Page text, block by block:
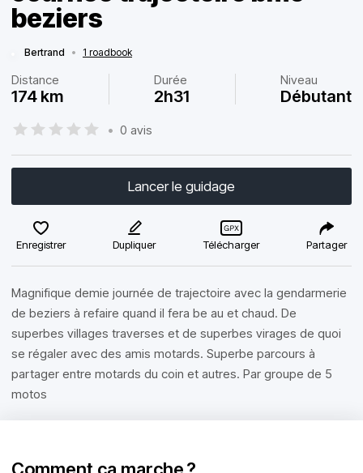
beziers
Bertrand • 1 roadbook
Distance
174 km
Durée
2h31
Niveau
Débutant
• 0 avis
Lancer le guidage
Enregistrer Dupliquer Télécharger Partager
Magnifique demie journée de trajectoire avec la gendarmerie
de beziers à refaire quand il fera be au et chaud. De
superbes villages traverses et de superbes virages de quoi
se régaler avec des amis motards. Superbe parcours à
partager entre motards du coin et autres. Par groupe de 5
motos